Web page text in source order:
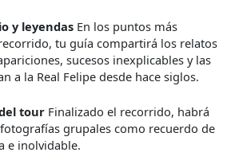
y leyendas En los puntos más
tu guía compartirá los relatos
sucesos inexplicables y las
a la Real Felipe desde hace siglos.
tour Finalizado el recorrido, habrá
grupales como recuerdo de
e inolvidable.